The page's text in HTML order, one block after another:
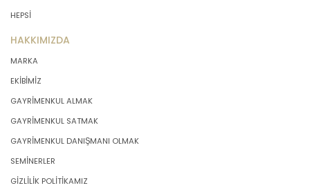
HEPSİ
HAKKIMIZDA
MARKA
EKİBİMİZ
GAYRİMENKUL ALMAK
GAYRİMENKUL SATMAK
GAYRİMENKUL DANIŞMANI OLMAK
SEMİNERLER
GİZLİLİK POLİTİKAMIZ